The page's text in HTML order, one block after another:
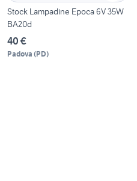
Stock Lampadine Epoca 6V 35W
BA20d
40 €
Padova (PD)